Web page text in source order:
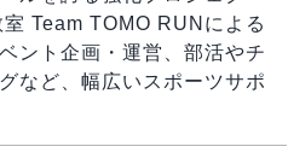
室 Team TOMO RUNによる
ント企画・運営、部活やチ
など、幅広いスポーツサポ